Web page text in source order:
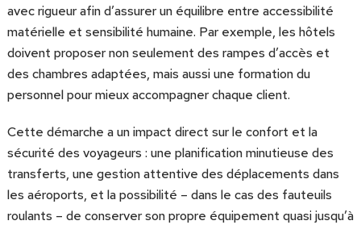
avec rigueur afin d’assurer un équilibre entre accessibilité
matérielle et sensibilité humaine. Par exemple, les hôtels
doivent proposer non seulement des rampes d’accès et
des chambres adaptées, mais aussi une formation du
personnel pour mieux accompagner chaque client.
Cette démarche a un impact direct sur le confort et la
sécurité des voyageurs : une planification minutieuse des
transferts, une gestion attentive des déplacements dans
les aéroports, et la possibilité – dans le cas des fauteuils
roulants – de conserver son propre équipement quasi jusqu’à